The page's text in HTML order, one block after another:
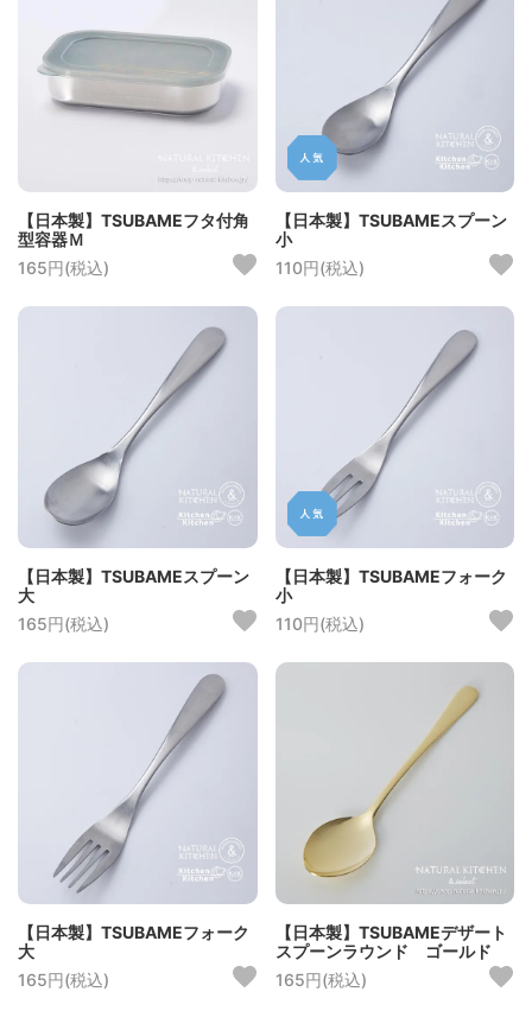
【日本製】TSUBAMEフタ付角
型容器Ｍ
165円(税込)
【日本製】TSUBAMEスプーン
小
110円(税込)
【日本製】TSUBAMEスプーン
大
165円(税込)
【日本製】TSUBAMEフォーク
小
110円(税込)
【日本製】TSUBAMEフォーク
大
165円(税込)
【日本製】TSUBAMEデザート
スプーンラウンド ゴールド
165円(税込)